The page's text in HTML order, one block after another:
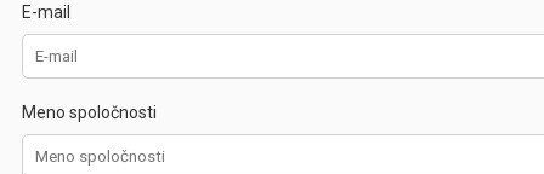
E-mail
Meno spoločnosti